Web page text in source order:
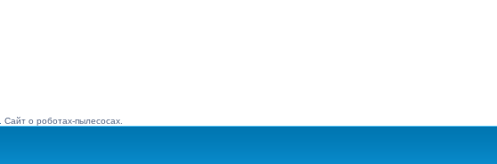
Сайт о роботах-пылесосах.